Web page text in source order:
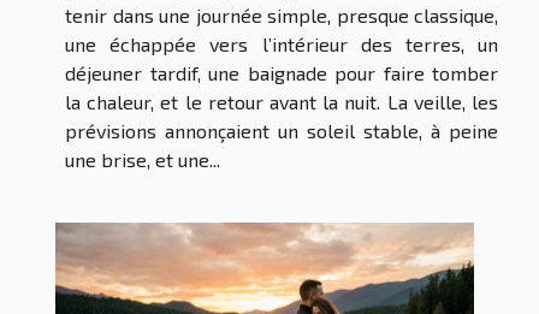
tenir dans une journée simple, presque classique,
une échappée vers l’intérieur des terres, un
déjeuner tardif, une baignade pour faire tomber
la chaleur, et le retour avant la nuit. La veille, les
prévisions annonçaient un soleil stable, à peine
une brise, et une...